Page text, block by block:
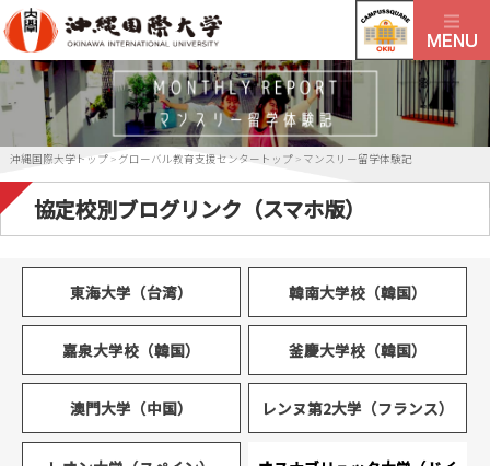
沖縄国際大学トップ > グローバル教育支援センタートップ > マンスリー留学体験記
協定校別ブログリンク（スマホ版）
東海大学（台湾） 韓南大学校（韓国）
嘉泉大学校（韓国） 釜慶大学校（韓国）
澳門大学（中国） レンヌ第2大学（フランス）